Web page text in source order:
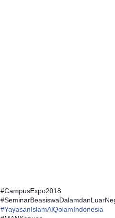
#CampusExpo2018
#
#YayasanIslamAlQolamIndonesia